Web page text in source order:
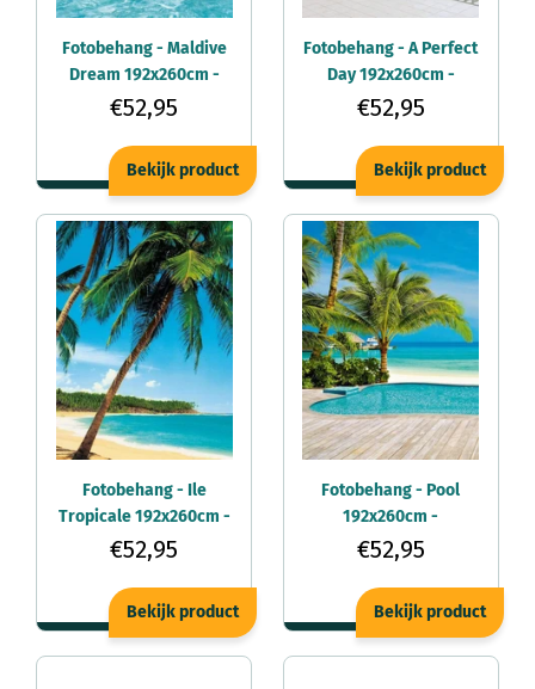
Fotobehang - Maldive
Dream 192x260cm -
Vliesbehang
€52,95
Bekijk product
Fotobehang - A Perfect
Day 192x260cm -
Vliesbehang
€52,95
Bekijk product
Fotobehang - Ile
Tropicale 192x260cm -
Vliesbehang
€52,95
Bekijk product
Fotobehang - Pool
192x260cm -
Vliesbehang
€52,95
Bekijk product